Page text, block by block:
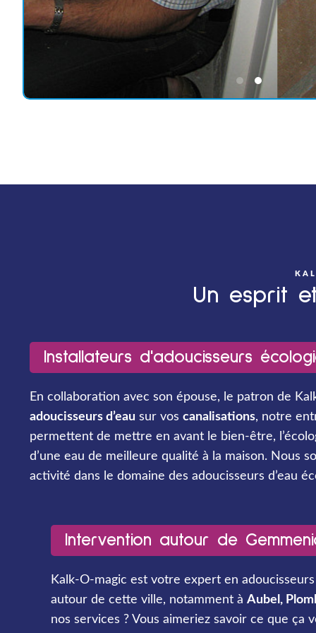
Un esprit
Installateurs d'adoucisseurs
En collaboration avec son épouse, le patron de
adoucisseurs d’eau sur vos canalisations, notre
permettent de mettre en avant le bien-être,
d’une eau de meilleure qualité à la maison. Nous
activité dans le domaine des adoucisseurs d’eau
Intervention autour de
Kalk-O-magic est votre expert en
autour de cette ville, notamment à Aubel,
nos services ? Vous aimeriez savoir ce que